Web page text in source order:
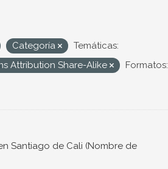
Categoría
Temáticas:
Attribution Share-Alike
Formatos:
Santiago de Cali (Nombre de